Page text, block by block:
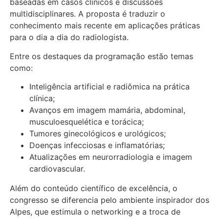
baseadas em casos clínicos e discussões
multidisciplinares. A proposta é traduzir o
conhecimento mais recente em aplicações práticas
para o dia a dia do radiologista.
Entre os destaques da programação estão temas
como:
Inteligência artificial e radiômica na prática
clínica;
Avanços em imagem mamária, abdominal,
musculoesquelética e torácica;
Tumores ginecológicos e urológicos;
Doenças infecciosas e inflamatórias;
Atualizações em neurorradiologia e imagem
cardiovascular.
Além do conteúdo científico de excelência, o
congresso se diferencia pelo ambiente inspirador dos
Alpes, que estimula o networking e a troca de